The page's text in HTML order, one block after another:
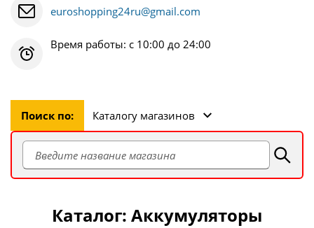
euroshopping24ru@gmail.com
Время работы: с 10:00 до 24:00
Поиск по: Каталогу магазинов
Каталог: Аккумуляторы